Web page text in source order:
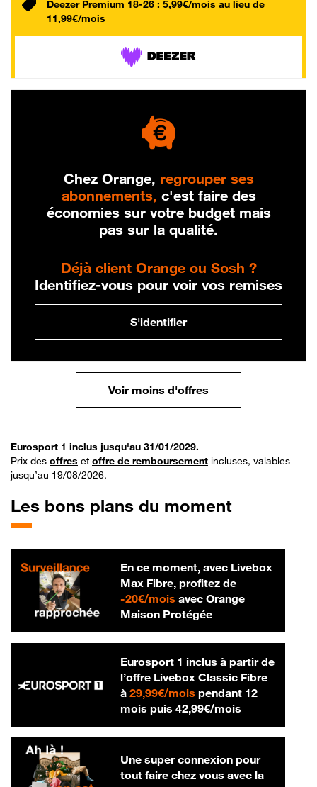
Deezer Premium 18-26 : 5,99€/mois au lieu de
11,99€/mois
Chez Orange, regrouper ses
abonnements, c'est faire des
économies sur votre budget mais
pas sur la qualité.
Déjà client Orange ou Sosh ?
Identifiez-vous pour voir vos remises
S'identifier
Voir moins d'offres
Eurosport 1 inclus jusqu'au 31/01/2029.
Prix des offres et offre de remboursement incluses, valables
jusqu’au 19/08/2026.
Les bons plans du moment
En ce moment, avec Livebox
Max Fibre, profitez de
-20€/mois20 € par mois
avec Orange
Maison Protégée
Eurosport 1 inclus à partir de
l’offre Livebox Classic Fibre
à 29,99€/mois29,99 € par mois
pendant 12
mois puis 42,99€/mois42,99 € par
Une super connexion pour
tout faire chez vous avec la